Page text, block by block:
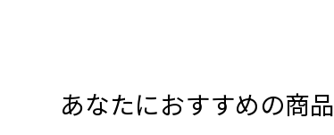
あなたにおすすめの商品